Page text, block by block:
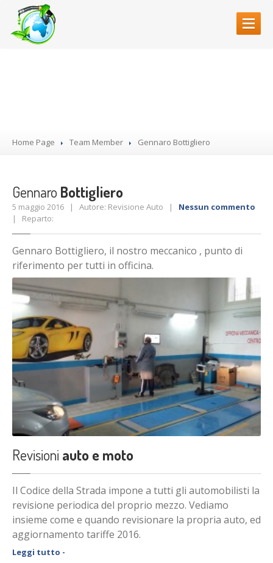
Elettrauto
Tuttii servizi
PRENOTA ONLINE
Home Page Team Member Gennaro Bottigliero
Gennaro Bottigliero
5 maggio 2016 | Autore: Revisione Auto | Nessun commento
| Reparto:
Gennaro Bottigliero, il nostro meccanico , punto di
riferimento per tutti in officina.
Revisioni auto e moto
Il Codice della Strada impone a tutti gli automobilisti la
revisione periodica del proprio mezzo. Vediamo
insieme come e quando revisionare la propria auto, ed
aggiornamento tariffe 2016.
Leggi tutto -